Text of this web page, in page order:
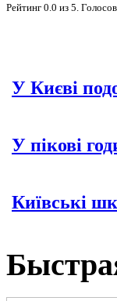
Рейтинг 0.0 из 5.
У Києві
У пікові
Київські